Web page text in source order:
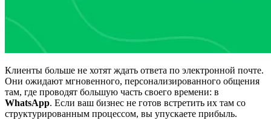
Клиенты больше не хотят ждать ответа по электронной почте.
Они ожидают мгновенного, персонализированного общения
там, где проводят большую часть своего времени: в
WhatsApp. Если ваш бизнес не готов встретить их там со
структурированным процессом, вы упускаете прибыль.